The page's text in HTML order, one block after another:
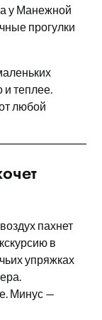
у Манежной
прогулки
и теплее.
любой
пахнет
в
упряжках
Минус —